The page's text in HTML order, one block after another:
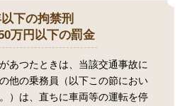
手紙
評判
下の拘禁刑
万円以下の罰金
あつたときは、当該交通事故に
他の乗務員（以下この節におい
）は、直ちに車両等の運転を停